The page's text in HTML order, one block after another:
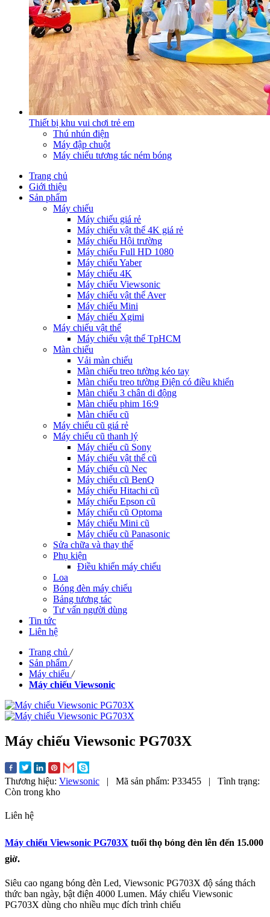
Thiết bị khu vui chơi trẻ em
Thú nhún điện
Máy đập chuột
Máy chiếu tương tác ném bóng
Trang chủ
Giới thiệu
Sản phẩm
Máy chiếu
Máy chiếu giá rẻ
Máy chiếu vật thể 4K giá rẻ
Máy chiếu Hội trường
Máy chiếu Full HD 1080
Máy chiếu Yaber
Máy chiếu 4K
Máy chiếu Viewsonic
Máy chiếu vật thể Aver
Máy chiếu Mini
Máy chiếu Xgimi
Máy chiếu vật thể
Máy chiếu vật thể TpHCM
Màn chiếu
Vải màn chiếu
Màn chiếu treo tường kéo tay
Màn chiếu treo tường Điện có điều khiển
Màn chiếu 3 chân di động
Màn chiếu phim 16:9
Màn chiếu cũ
Máy chiếu cũ giá rẻ
Máy chiếu cũ thanh lý
Máy chiếu cũ Sony
Máy chiếu vật thể cũ
Máy chiếu cũ Nec
Máy chiếu cũ BenQ
Máy chiếu Hitachi cũ
Máy chiếu Epson cũ
Máy chiếu cũ Optoma
Máy chiếu Mini cũ
Máy chiếu cũ Panasonic
Sửa chữa và thay thế
Phụ kiện
Điều khiển máy chiếu
Loa
Bóng đèn máy chiếu
Bảng tương tác
Tư vấn người dùng
Tin tức
Liên hệ
Trang chủ /
Sản phẩm /
Máy chiếu /
Máy chiếu Viewsonic
Máy chiếu Viewsonic PG703X
Thương hiệu: Viewsonic | Mã sản phẩm: P33455 |
Tình trạng:
Còn trong kho
Liên hệ
Máy chiếu Viewsonic PG703X tuổi thọ bóng đèn lên đến 15.000
giờ.
Siêu cao ngang bóng đèn Led, Viewsonic PG703X độ sáng thách
thức ban ngày, bật điện 4000 Lumen. Máy chiếu Viewsonic
PG703X dùng cho nhiều mục đích trình chiếu